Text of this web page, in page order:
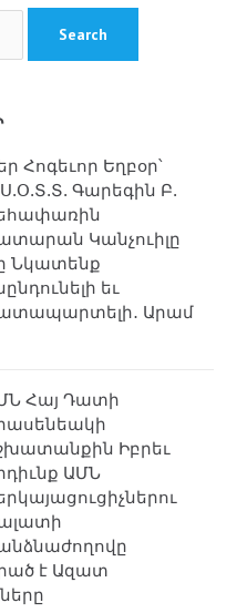
Հոգեւոր Եղբօր՝
Գարեգին Բ.
Կանչուիլը
Նկատենք
եւ
Արամ
Հայ Դատի
Իբրեւ
ԱՄՆ
է Ազատ